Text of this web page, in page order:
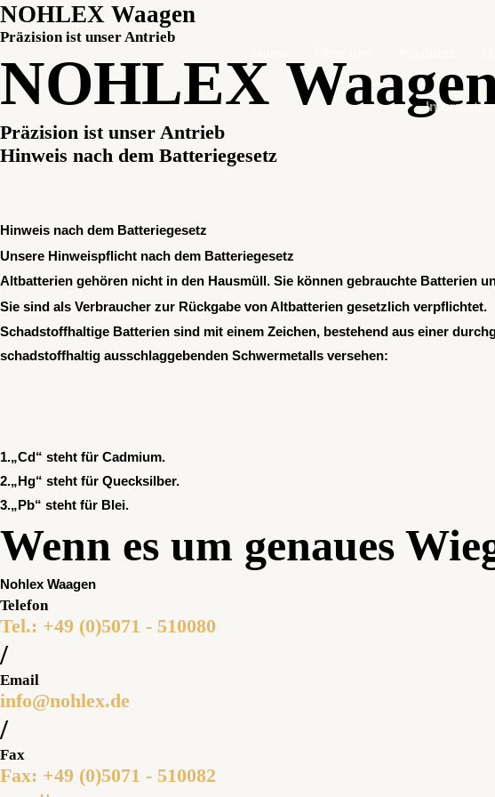
NOHLEX Waagen
Präzision ist unser Antrieb
NOHLEX
Präzision ist unser Antrieb
Hinweis nach dem Batteriegesetz
Hinweis nach dem Batteriegesetz
Unsere Hinweispflicht nach dem Batteriegesetz
Altbatterien gehören nicht in den Hausmüll. Sie können gebrauchte Batterien
Sie sind als Verbraucher zur Rückgabe von Altbatterien gesetzlich verpflichtet.
Schadstoffhaltige Batterien sind mit einem Zeichen, bestehend aus einer
schadstoffhaltig ausschlaggebenden Schwermetalls versehen:
1.„Cd“ steht für Cadmium.
2.„Hg“ steht für Quecksilber.
3.„Pb“ steht für Blei.
Wenn es um genaues
Nohlex Waagen
Telefon
Tel.: +49 (0)5071 - 510080
/
Email
info@nohlex.de
/
Fax
Fax: +49 (0)5071 - 510082